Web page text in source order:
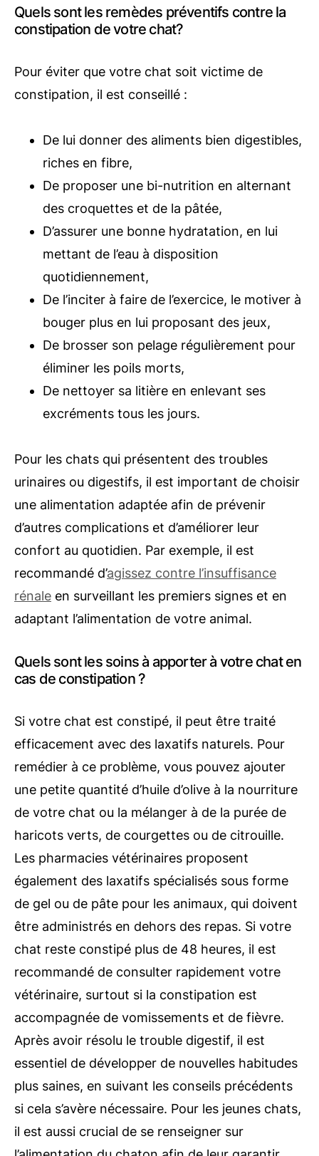
Quels sont les remèdes préventifs contre la
constipation de votre chat?
Pour éviter que votre chat soit victime de
constipation, il est conseillé :
De lui donner des aliments bien digestibles,
riches en fibre,
De proposer une bi-nutrition en alternant
des croquettes et de la pâtée,
D’assurer une bonne hydratation, en lui
mettant de l’eau à disposition
quotidiennement,
De l’inciter à faire de l’exercice, le motiver à
bouger plus en lui proposant des jeux,
De brosser son pelage régulièrement pour
éliminer les poils morts,
De nettoyer sa litière en enlevant ses
excréments tous les jours.
Pour les chats qui présentent des troubles
urinaires ou digestifs, il est important de choisir
une alimentation adaptée afin de prévenir
d’autres complications et d’améliorer leur
confort au quotidien. Par exemple, il est
recommandé d’agissez contre l’insuffisance
rénale en surveillant les premiers signes et en
adaptant l’alimentation de votre animal.
Quels sont les soins à apporter à votre chat en
cas de constipation ?
Si votre chat est constipé, il peut être traité
efficacement avec des laxatifs naturels. Pour
remédier à ce problème, vous pouvez ajouter
une petite quantité d’huile d’olive à la nourriture
de votre chat ou la mélanger à de la purée de
haricots verts, de courgettes ou de citrouille.
Les pharmacies vétérinaires proposent
également des laxatifs spécialisés sous forme
de gel ou de pâte pour les animaux, qui doivent
être administrés en dehors des repas. Si votre
chat reste constipé plus de 48 heures, il est
recommandé de consulter rapidement votre
vétérinaire, surtout si la constipation est
accompagnée de vomissements et de fièvre.
Après avoir résolu le trouble digestif, il est
essentiel de développer de nouvelles habitudes
plus saines, en suivant les conseils précédents
si cela s’avère nécessaire. Pour les jeunes chats,
il est aussi crucial de se renseigner sur